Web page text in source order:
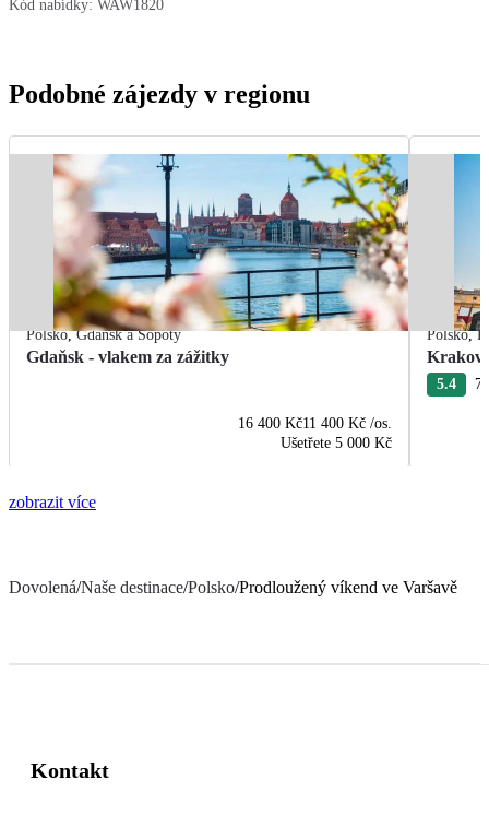
Kód nabídky: WAW1820
Podobné zájezdy v regionu
Polsko,Gdaňsk a Sopoty
Gdaňsk - vlakem za zážitky
16 400 Kč11 400 Kč /os.
Ušetřete 5 000 Kč
Polsko,
Krakov
5.4 7
zobrazit více
Dovolená/Naše destinace/Polsko/Prodloužený víkend ve Varšavě
Kontakt